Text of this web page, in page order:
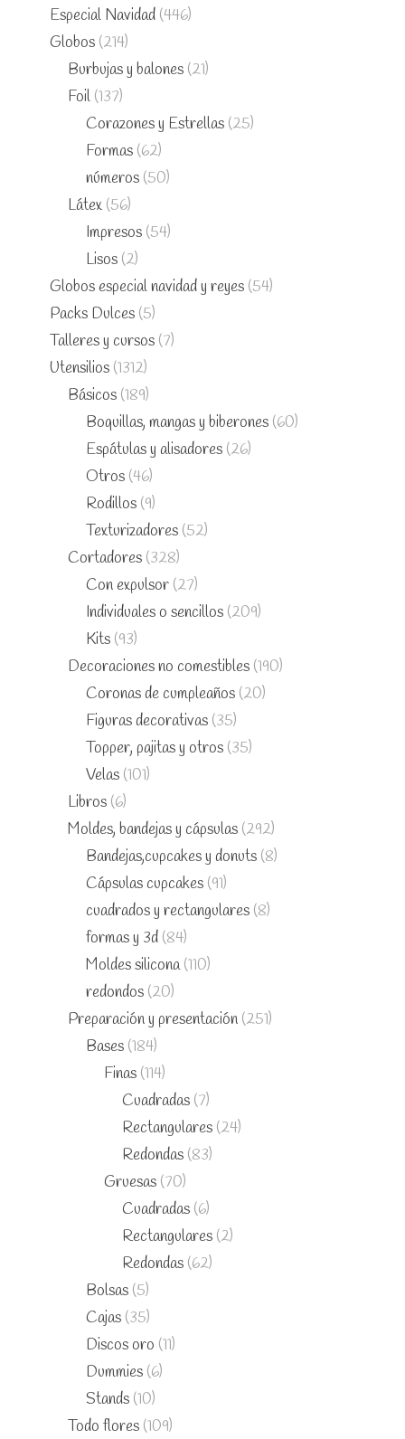
Especial Navidad (446)
Globos (214)
Burbujas y balones (21)
Foil (137)
Corazones y Estrellas (25)
Formas (62)
números (50)
Látex (56)
Impresos (54)
Lisos (2)
Globos especial navidad y reyes (54)
Packs Dulces (5)
Talleres y cursos (7)
Utensilios (1312)
Básicos (189)
Boquillas, mangas y biberones (60)
Espátulas y alisadores (26)
Otros (46)
Rodillos (9)
Texturizadores (52)
Cortadores (328)
Con expulsor (27)
Individuales o sencillos (209)
Kits (93)
Decoraciones no comestibles (190)
Coronas de cumpleaños (20)
Figuras decorativas (35)
Topper, pajitas y otros (35)
Velas (101)
Libros (6)
Moldes, bandejas y cápsulas (292)
Bandejas,cupcakes y donuts (8)
Cápsulas cupcakes (91)
cuadrados y rectangulares (8)
formas y 3d (84)
Moldes silicona (110)
redondos (20)
Preparación y presentación (251)
Bases (184)
Finas (114)
Cuadradas (7)
Rectangulares (24)
Redondas (83)
Gruesas (70)
Cuadradas (6)
Rectangulares (2)
Redondas (62)
Bolsas (5)
Cajas (35)
Discos oro (11)
Dummies (6)
Stands (10)
Todo flores (109)